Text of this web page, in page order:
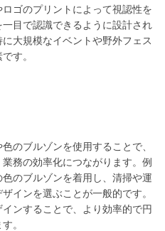
ゴのプリントによって視認性を
目で認識できるように設計され
大規模なイベントや野外フェス
す。
のブルゾンを使用することで、
務の効率化につながります。例
のブルゾンを着用し、清掃や運
インを選ぶことが一般的です。
ンすることで、より効率的で円
。